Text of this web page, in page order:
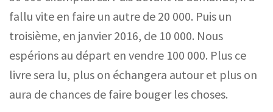
fallu vite en faire un autre de 20 000. Puis un
troisième, en janvier 2016, de 10 000. Nous
espérions au départ en vendre 100 000. Plus ce
livre sera lu, plus on échangera autour et plus on
aura de chances de faire bouger les choses.